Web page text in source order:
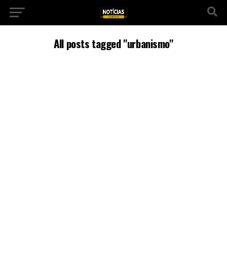
All posts tagged "urbanismo"